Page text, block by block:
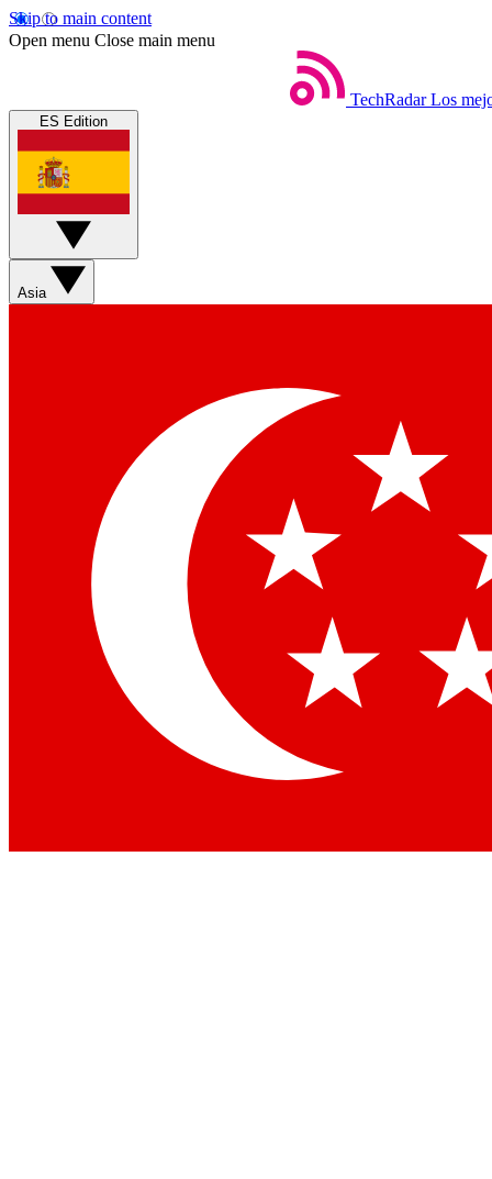
Skip to main content
Open menu Close main menu
TechRadar Los
ES Edition
Asia